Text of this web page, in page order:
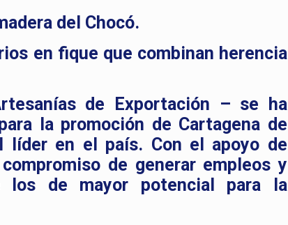
del Chocó.
en fique que combinan herencia
de Exportación – se ha
la promoción de Cartagena de
líder en el país. Con el apoyo de
de generar empleos y
de mayor potencial para la